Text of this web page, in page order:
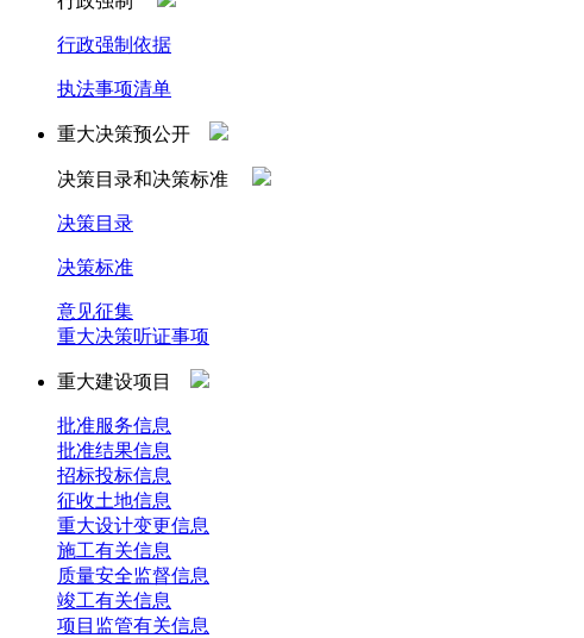
行政强制依据
执法事项清单
重大决策预公开
决策目录和决策标准
决策目录
决策标准
意见征集
重大决策听证事项
重大建设项目
批准服务信息
批准结果信息
招标投标信息
征收土地信息
重大设计变更信息
施工有关信息
质量安全监督信息
竣工有关信息
项目监管有关信息